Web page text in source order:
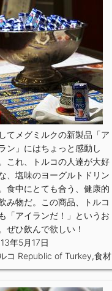
てメグミルクの新製品「ア
ン」にはちょっと感動し
これ、トルコの人達が大好
、塩味のヨーグルトドリン
食中にとても合う、健康的
み物だ。この商品、トルコ
「アイランだ！」というお
ぜひ飲んで欲しい！
年5月17日
コ Republic of Turkey,食材